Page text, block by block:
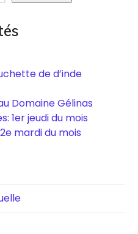
de d’inde
Domaine Gélinas
1er jeudi du mois
mardi du mois